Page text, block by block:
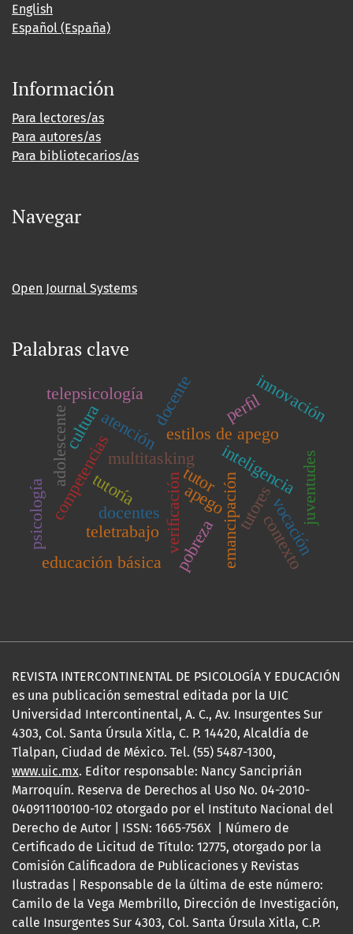
English
Español (España)
Información
Para lectores/as
Para autores/as
Para bibliotecarios/as
Navegar
Open Journal Systems
Palabras clave
multitasking
atención
emancipación
veriﬁcación
inteligencia
competencias tutores
docentes
teletrabajo
apego
cultura estilos de apego
educación básica
docente
vocación
adolescente tutor
tutoría
contexto
perﬁl
psicología
innovación
telepsicología
juventudes
pobreza
REVISTA INTERCONTINENTAL DE PSICOLOGÍA Y EDUCACIÓN
es una publicación semestral editada por la UIC
Universidad Intercontinental, A. C., Av. Insurgentes Sur
4303, Col. Santa Úrsula Xitla, C. P. 14420, Alcaldía de
Tlalpan, Ciudad de México. Tel. (55) 5487-1300,
www.uic.mx. Editor responsable: Nancy Sanciprián
Marroquín. Reserva de Derechos al Uso No. 04-2010-
040911100100-102 otorgado por el Instituto Nacional del
Derecho de Autor | ISSN: 1665-756X | Número de
Certificado de Licitud de Título: 12775, otorgado por la
Comisión Calificadora de Publicaciones y Revistas
Ilustradas | Responsable de la última de este número:
Camilo de la Vega Membrillo, Dirección de Investigación,
calle Insurgentes Sur 4303, Col. Santa Úrsula Xitla, C.P.